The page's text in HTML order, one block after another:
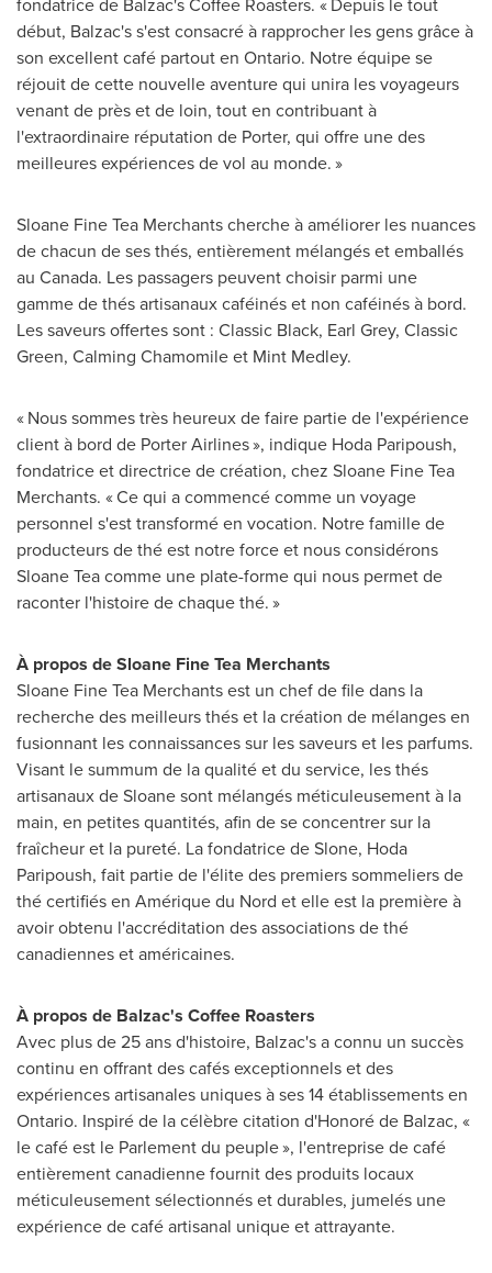
début, Balzac'ss'est consacré à rapprocher les gens grâce à
son excellent café partout en Ontario. Notre équipe se
réjouit de cette nouvelle aventure qui unira les voyageurs
venant de près et de loin, tout en contribuant à
l'extraordinaire réputation de Porter, qui offre une des
meilleures expériences de vol au monde. »
Sloane Fine Tea Merchants cherche à améliorer les nuances
de chacun de ses thés, entièrement mélangés et emballés
au Canada. Les passagers peuvent choisir parmi une
gamme de thés artisanaux caféinés et non caféinés à bord.
Les saveurs offertes sont : Classic Black, Earl Grey, Classic
Green, Calming Chamomile et Mint Medley.
« Nous sommes très heureux de faire partie de l'expérience
client à bord de Porter Airlines », indique Hoda Paripoush,
fondatrice et directrice de création, chez Sloane Fine Tea
Merchants. « Ce qui a commencé comme un voyage
personnel s'est transformé en vocation. Notre famille de
producteurs de thé est notre force et nous considérons
Sloane Teacomme une plate-forme qui nous permet de
raconter l'histoire de chaque thé. »
À propos de Sloane Fine Tea Merchants
Sloane Fine Tea Merchants est un chef de file dans la
recherche des meilleurs thés et la création de mélanges en
fusionnant les connaissances sur les saveurs et les parfums.
Visant le summum de la qualité et du service, les thés
artisanaux de Sloane sont mélangés méticuleusement à la
main, en petites quantités, afin de se concentrer sur la
fraîcheur et la pureté. La fondatrice de Slone, Hoda
Paripoush, fait partie de l'élite des premiers sommeliers de
thé certifiés en Amérique du Nord et elle est la première à
avoir obtenu l'accréditation des associations de thé
canadiennes et américaines.
À propos de Balzac's Coffee Roasters
Avec plus de 25 ans d'histoire, Balzac'sa connu un succès
continu en offrant des cafés exceptionnels et des
expériences artisanales uniques à ses 14 établissements en
Ontario. Inspiré de la célèbre citation d'Honoré de Balzac, «
le café est le Parlement du peuple », l'entreprise de café
entièrement canadienne fournit des produits locaux
méticuleusement sélectionnés et durables, jumelés une
expérience de café artisanal unique et attrayante.